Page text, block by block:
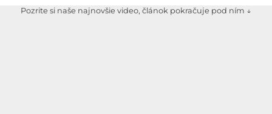
Pozrite si naše najnovšie video, článok pokračuje pod ním ↓